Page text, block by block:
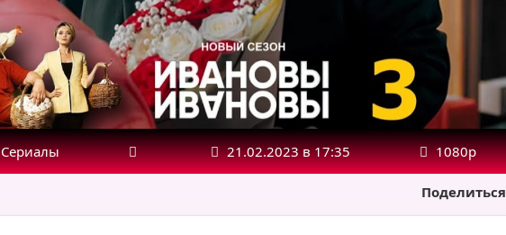
Сериалы 21.02.2023 в 17:35 1080р
Поделиться